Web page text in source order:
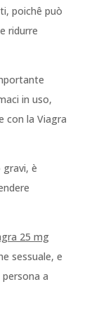
poichê può
ridurre
in uso,
con la Viagra
è
25 mg
sessuale, e
a